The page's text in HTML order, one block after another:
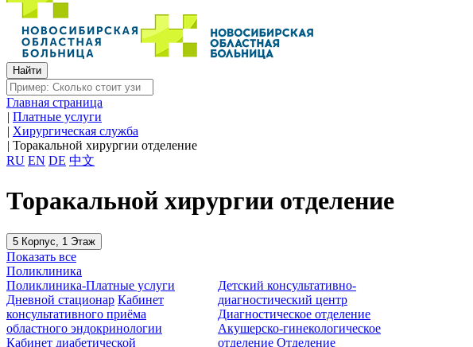
Главная страница
| Платные услуги
| Хирургическая служба
| Торакальной хирургии отделение
RU EN DE 中文
Торакальной хирургии отделение
5 Корпус, 1 Этаж
Показать все
Поликлиника
Поликлиника-Платные услуги
Дневной стационар Кабинет
консультативного приёма
областного эндокринологии
Кабинет диабетической
Детский консультативно-
диагностический центр
Диагностическое отделение
Акушерско-гинекологическое
отделение Отделение